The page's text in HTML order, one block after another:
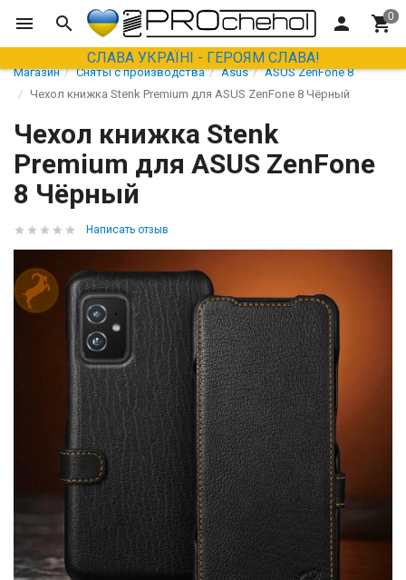
СЛАВА УКРАЇНІ - ГЕРОЯМ СЛАВА!
Магазин Сняты с производства Asus
ASUS ZenFone 8
Чехол книжка Stenk Premium для ASUS ZenFone 8 Чёрный
Чехол книжка Stenk
Premium для ASUS ZenFone
8 Чёрный
Написать отзыв